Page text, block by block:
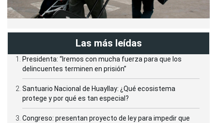
Las más leídas
Presidenta: “Iremos con mucha fuerza para que los
delincuentes terminen en prisión”
Santuario Nacional de Huayllay: ¿Qué ecosistema
protege y por qué es tan especial?
Congreso: presentan proyecto de ley para impedir que